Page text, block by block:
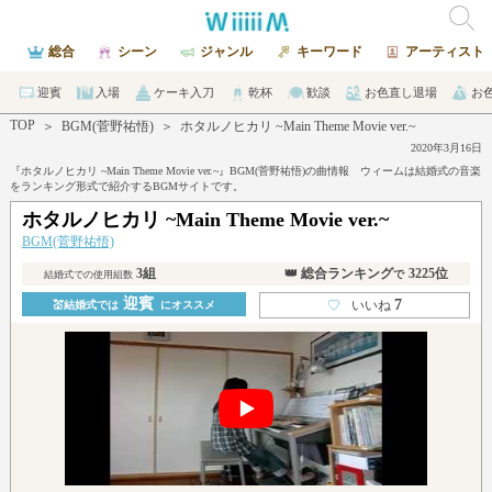
総合 シーン ジャンル キーワード アーティスト
迎賓 入場 ケーキ入刀 乾杯 歓談 お色直し退場 お
TOP ＞ BGM(菅野祐悟) ＞ ホタルノヒカリ ~Main Theme Movie ver.~
2020年3月16日
『ホタルノヒカリ ~Main Theme Movie ver.~』BGM(菅野祐悟)の曲情報 ウィームは結婚式の音楽
をランキング形式で紹介するBGMサイトです。
ホタルノヒカリ ~Main Theme Movie ver.~
BGM(菅野祐悟)
結婚式での使用組数3組 👑 総合ランキングで 3225位
💒結婚式では迎賓 にオススメ ♡ いいね7